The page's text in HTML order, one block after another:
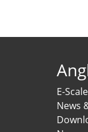
E-
News